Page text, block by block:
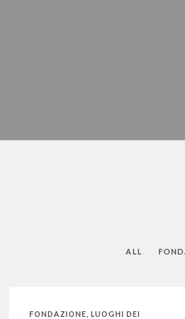
ALL
FONDAZIONE LUOGHI DEI